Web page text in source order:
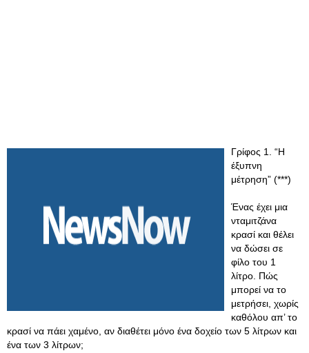
Γρίφος 1. “Η
έξυπνη
μέτρηση” (***)
Ένας έχει μια
νταμιτζάνα
κρασί και θέλει
να δώσει σε
φίλο του 1
λίτρο. Πώς
μπορεί να το
μετρήσει, χωρίς
καθόλου απ’ το
κρασί να πάει χαμένο, αν διαθέτει μόνο ένα δοχείο των 5 λίτρων και
ένα των 3 λίτρων;